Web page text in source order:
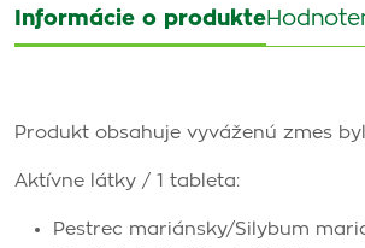
Informácie o produkte
Produkt obsahuje vyváženú zmes
Aktívne látky / 1 tableta:
Pestrec mariánsky/Silybum